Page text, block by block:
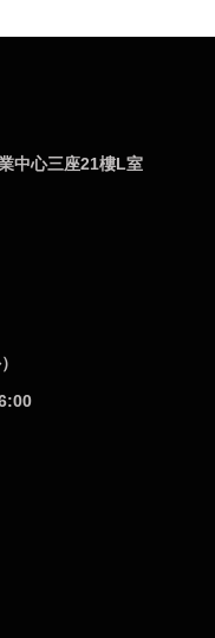
中心三座21樓L室